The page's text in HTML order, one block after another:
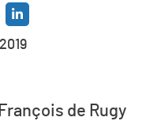
de Rugy